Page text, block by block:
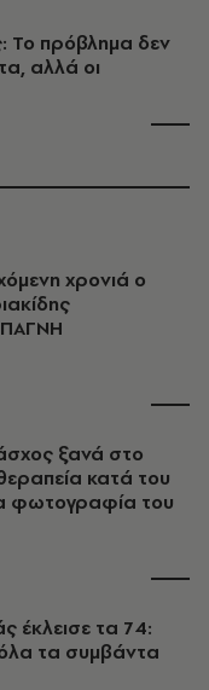
Το πρόβλημα δεν
αλλά οι
χρονιά ο
ΠΑΓΝΗ
ξανά στο
κατά του
φωτογραφία του
έκλεισε τα 74:
τα συμβάντα